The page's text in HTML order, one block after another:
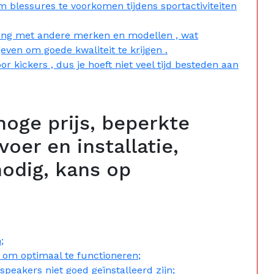
blessures te voorkomen tijdens sportactiviteiten
met andere merken en modellen , wat
om goede kwaliteit te krijgen .
kickers , dus je hoeft niet veel tijd besteden aan
prijs, beperkte
en installatie,
kans op
optimaal te functioneren;
niet goed geïnstalleerd zijn;